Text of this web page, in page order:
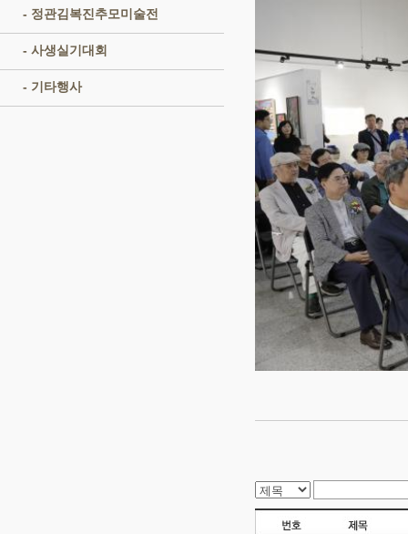
- 정관김복진추모미술전
- 사생실기대회
- 기타행사